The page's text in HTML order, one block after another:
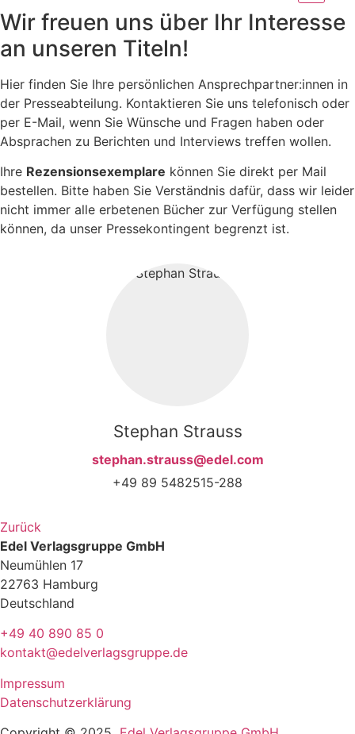
Wir freuen uns über Ihr Interesse
an unseren Titeln!
Hier finden Sie Ihre persönlichen Ansprechpartner:innen in
der Presseabteilung. Kontaktieren Sie uns telefonisch oder
per E-Mail, wenn Sie Wünsche und Fragen haben oder
Absprachen zu Berichten und Interviews treffen wollen.
Ihre Rezensionsexemplare können Sie direkt per Mail
bestellen. Bitte haben Sie Verständnis dafür, dass wir leider
nicht immer alle erbetenen Bücher zur Verfügung stellen
können, da unser Pressekontingent begrenzt ist.
Stephan Strauss
stephan.strauss@edel.com
+49 89 5482515-288
Zurück
Edel Verlagsgruppe GmbH
Neumühlen 17
22763 Hamburg
Deutschland
+49 40 890 85 0
kontakt@edelverlagsgruppe.de
Impressum
Datenschutzerklärung